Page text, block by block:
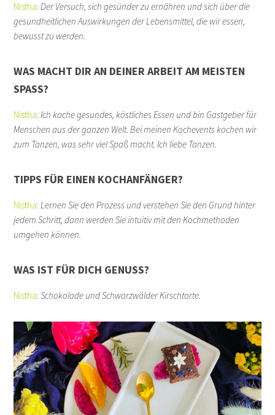
Nistha:Der Versuch, sich gesünder zu ernähren und sich über die
gesundheitlichen Auswirkungen der Lebensmittel, die wir essen,
bewusst zu werden.
WAS MACHT DIR AN DEINER ARBEIT AM MEISTEN
SPASS?
Nistha:Ich koche gesundes, köstliches Essen und bin Gastgeber für
Menschen aus der ganzen Welt. Bei meinen Kochevents kochen wir
zum Tanzen, was sehr viel Spaß macht. Ich liebe Tanzen.
TIPPS FÜR EINEN KOCHANFÄNGER?
Nistha:Lernen Sie den Prozess und verstehen Sie den Grund hinter
jedem Schritt, dann werden Sie intuitiv mit den Kochmethoden
umgehen können.
WAS IST FÜR DICH GENUSS?
Nistha:Schokolade und Schwarzwälder Kirschtorte.